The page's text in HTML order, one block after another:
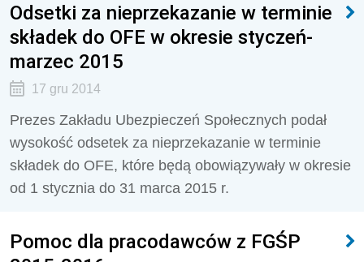
Odsetki za nieprzekazanie w terminie
składek do OFE w okresie styczeń-
marzec 2015
17 gru 2014
Prezes Zakładu Ubezpieczeń Społecznych podał
wysokość odsetek za nieprzekazanie w terminie
składek do OFE, które będą obowiązywały w okresie
od 1 stycznia do 31 marca 2015 r.
Pomoc dla pracodawców z FGŚP